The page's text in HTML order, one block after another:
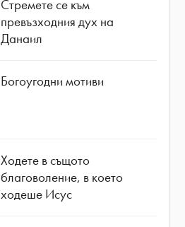
Стремете се към
превъзходния дух на
Данаил
Богоугодни мотиви
Ходете в същото
благоволение, в което
ходеше Исус